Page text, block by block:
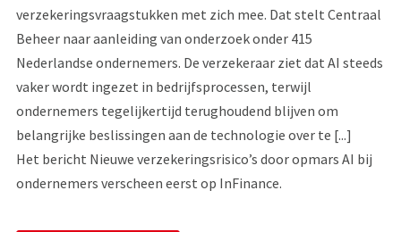
verzekeringsvraagstukken met zich mee. Dat stelt Centraal
Beheer naar aanleiding van onderzoek onder 415
Nederlandse ondernemers. De verzekeraar ziet dat AI steeds
vaker wordt ingezet in bedrijfsprocessen, terwijl
ondernemers tegelijkertijd terughoudend blijven om
belangrijke beslissingen aan de technologie over te [...]
Het bericht Nieuwe verzekeringsrisico’s door opmars AI bij
ondernemers verscheen eerst op InFinance.